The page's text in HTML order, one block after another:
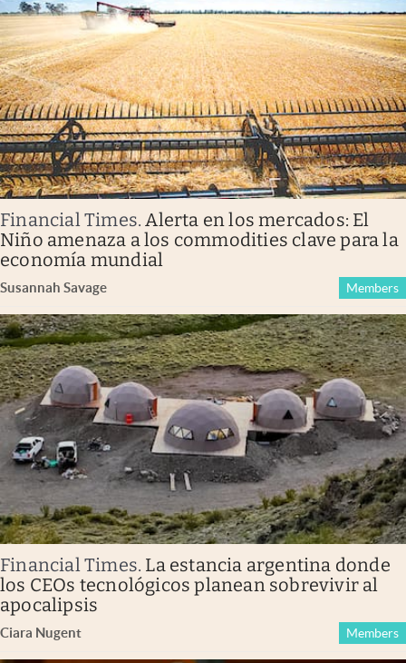
Financial Times.Alerta en los mercados: El
Niño amenaza a los commodities clave para la
economía mundial
Susannah Savage Members
Financial Times. La estancia argentina donde
los CEOs tecnológicos planean sobrevivir al
apocalipsis
Ciara Nugent Members